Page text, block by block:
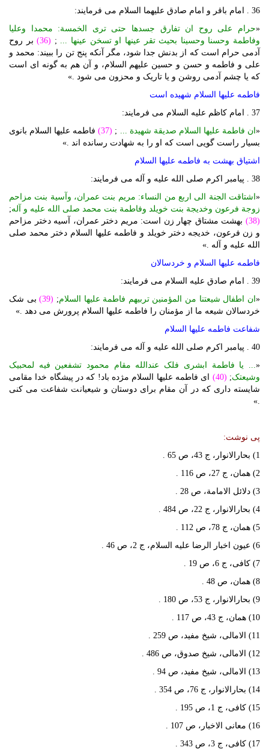
36 . امام باقر و امام صادق علیهما السلام می فرمایند:
«حرام علی روح ان تفارق جسدها حتی تری الخمسة: محمدا وعلیا
وفاطمة وحسنا وحسینا بحیث تقر عینها او تسخن عینها ...
;
(36)
بر روح
آدمی حرام است که از بدنش جدا شود، مگر آنکه پنج تن را ببیند: محمد و
علی و فاطمه و حسن و حسین علیهم السلام، و آن هم به گونه ای است
که یا چشم آدمی روشن و یا تاریک و محزون می شود .»
فاطمه علیها السلام شهیده است
37 . امام کاظم علیه السلام می فرمایند:
«ان فاطمة علیها السلام صدیقة شهیدة ... ;
(37)
فاطمه علیها السلام بانوی
بسیار راست گویی است که او را به شهادت رسانده اند .»
اشتیاق بهشت به فاطمه علیها السلام
38 . پیامبر اکرم صلی الله علیه و آله می فرمایند:
«اشتاقت الجنة الی اربع من النساء: مریم بنت عمران، وآسیة بنت مزاحم
زوجة فرعون وخدیجة بنت خویلد وفاطمة بنت محمد صلی الله علیه و آله;
(38)
بهشت مشتاق چهار زن است: مریم دختر عمران، آسیه دختر مزاحم
و زن فرعون، خدیجه دختر خویلد و فاطمه علیها السلام دختر محمد صلی
الله علیه و آله .»
فاطمه علیها السلام و خردسالان
39 . امام صادق علیه السلام می فرمایند:
«ان اطفال شیعتنا من المؤمنین تربیهم فاطمة علیها السلام;
(39)
بی شک
خردسالان شیعه ما از مؤمنان را فاطمه علیها السلام پرورش می دهد .»
شفاعت فاطمه علیها السلام
40 . پیامبر اکرم صلی الله علیه و آله می فرمایند:
« ... یا فاطمة ابشری فلک عندالله مقام محمود تشفعین فیه لمحبیک
وشیعتک;
(40)
ای فاطمه علیها السلام مژده باد! که در پیشگاه خدا مقامی
شایسته داری که در آن مقام برای دوستان و شیعیانت شفاعت می کنی
.»
پی نوشت:
1) بحارالانوار، ج 43، ص 65 .
2) همان، ج 27، ص 116 .
3) دلائل الامامة، ص 28 .
4) بحارالانوار، ج 22، ص 484 .
5) همان، ج 78، ص 112 .
6) عیون اخبار الرضا علیه السلام، ج 2، ص 46 .
7) کافی، ج 6، ص 19 .
8) همان، ص 48 .
9) بحارالانوار، ج 53، ص 180 .
10) همان، ج 43، ص 117 .
11) الامالی، شیخ مفید، ص 259 .
12) الامالی، شیخ صدوق، ص 486 .
13) الامالی، شیخ مفید، ص 94 .
14) بحارالانوار، ج 76، ص 354 .
15) کافی، ج 1، ص 195 .
16) معانی الاخبار، ص 107 .
17) کافی، ج 3، ص 343 .